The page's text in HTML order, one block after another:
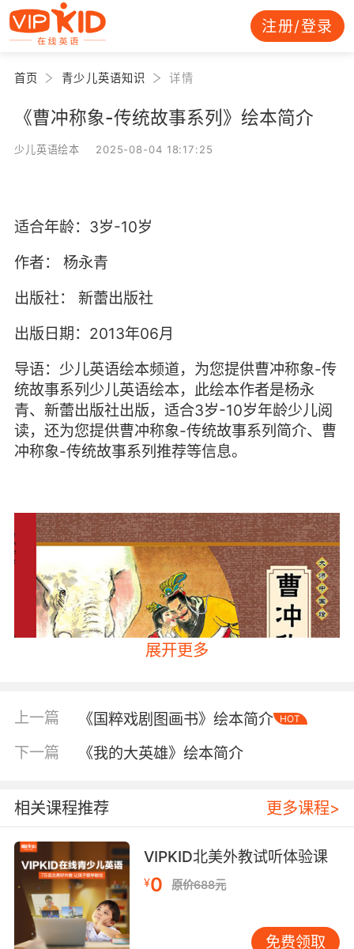
注册/登录
首页 青少儿英语知识 详情
《曹冲称象-传统故事系列》绘本简介
少儿英语绘本 2025-08-04 18:17:25
适合年龄：3岁-10岁
作者：
杨永青
出版社：
新蕾出版社
出版日期：2013年06月
导语：少儿英语绘本频道，为您提供曹冲称象-传
统故事系列少儿英语绘本，此绘本作者是杨永
青、新蕾出版社出版，适合3岁-10岁年龄少儿阅
读，还为您提供曹冲称象-传统故事系列简介、曹
冲称象-传统故事系列推荐等信息。
内容简介
展开更多
上一篇 《国粹戏剧图画书》绘本简介 HOT
下一篇 《我的大英雄》绘本简介
相关课程推荐 更多课程>
VIPKID北美外教试听体验课
¥0 原价688元
免费领取